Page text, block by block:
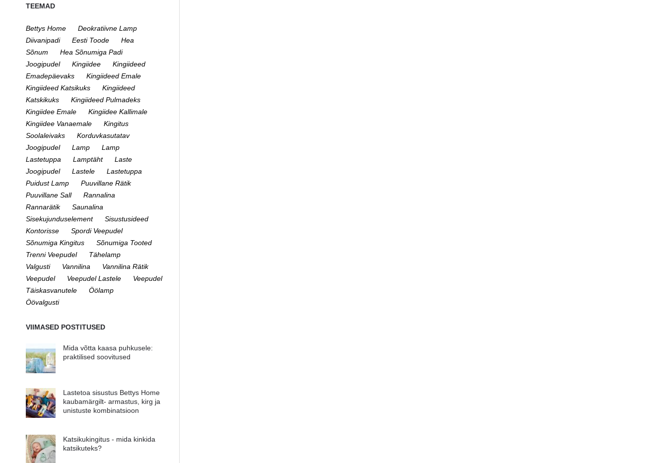
TEEMAD
Bettys Home
Deokratiivne Lamp
Diivanipadi
Eesti Toode
Hea
Sõnum
Hea Sõnumiga Padi
Joogipudel
Kingiidee
Kingiideed
Emadepäevaks
Kingiideed Emale
Kingiideed Katsikuks
Kingiideed
Katskikuks
Kingiideed Pulmadeks
Kingiidee Emale
Kingiidee Kallimale
Kingiidee Vanaemale
Kingitus
Soolaleivaks
Korduvkasutatav
Joogipudel
Lamp
Lamp
Lastetuppa
Lamptäht
Laste
Joogipudel
Lastele
Lastetuppa
Puidust Lamp
Puuvillane Rätik
Puuvillane Sall
Rannalina
Rannarätik
Saunalina
Sisekujunduselement
Sisustusideed
Kontorisse
Spordi Veepudel
Sõnumiga Kingitus
Sõnumiga Tooted
Trenni Veepudel
Tähelamp
Valgusti
Vannilina
Vannilina Rätik
Veepudel
Veepudel Lastele
Veepudel
Täiskasvanutele
Öölamp
Öövalgusti
VIIMASED POSTITUSED
Mida võtta kaasa puhkusele:
praktilised soovitused
Lastetoa sisustus Bettys Home
kaubamärgilt- armastus, kirg ja
unistuste kombinatsioon
Katsikukingitus - mida kinkida
katsikuteks?